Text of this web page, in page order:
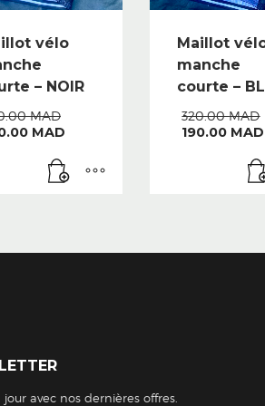
vélo
– NOIR
MAD
était :
320.00 MAD.
MAD
actuel
est :
Maillot
manche
courte –
320.00MAD
190.00 MAD
jour avec nos dernières offres.